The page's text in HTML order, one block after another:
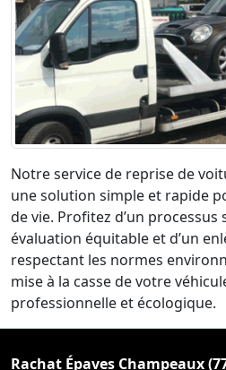
Notre service de reprise de
une solution simple et rapide
de vie. Profitez d’un processus
évaluation équitable et d’un
respectant les normes
mise à la casse de votre
professionnelle et écologique.
Rachat Épaves Champeaux